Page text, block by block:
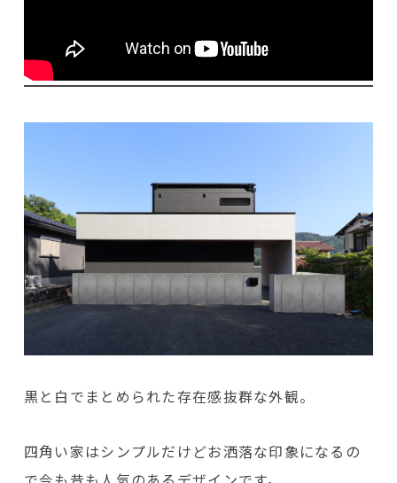
黒と白でまとめられた存在感抜群な外観。
四角い家はシンプルだけどお洒落な印象になるの